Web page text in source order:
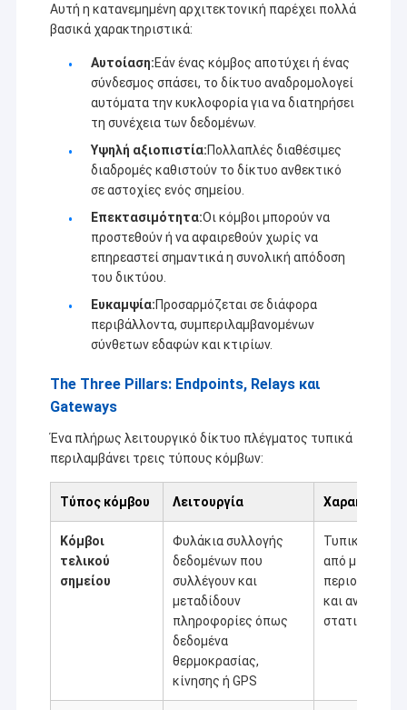
Αυτή η κατανεμημένη αρχιτεκτονική παρέχει πολλά
βασικά χαρακτηριστικά:
Αυτοίαση:Εάν ένας κόμβος αποτύχει ή ένας
σύνδεσμος σπάσει, το δίκτυο αναδρομολογεί
αυτόματα την κυκλοφορία για να διατηρήσει
τη συνέχεια των δεδομένων.
Υψηλή αξιοπιστία:Πολλαπλές διαθέσιμες
διαδρομές καθιστούν το δίκτυο ανθεκτικό
σε αστοχίες ενός σημείου.
Επεκτασιμότητα:Οι κόμβοι μπορούν να
προστεθούν ή να αφαιρεθούν χωρίς να
επηρεαστεί σημαντικά η συνολική απόδοση
του δικτύου.
Ευκαμψία:Προσαρμόζεται σε διάφορα
περιβάλλοντα, συμπεριλαμβανομένων
σύνθετων εδαφών και κτιρίων.
The Three Pillars: Endpoints, Relays και
Gateways
Ένα πλήρως λειτουργικό δίκτυο πλέγματος τυπικά
περιλαμβάνει τρεις τύπους κόμβων:
Τύπος κόμβου Λειτουργία
Κόμβοι
τελικού
σημείου
Φυλάκια συλλογής
δεδομένων που
συλλέγουν και
μεταδίδουν
πληροφορίες όπως
δεδομένα
θερμοκρασίας,
κίνησης ή GPS
Τυπικά
από
και
στατικά
Η Shenzhen Sinosun Technology Co., Ltd. ασχολείται
με υπηρεσίες ασύρματης μετάδοσης δεδομένων
από το 1996, όπως η ανάπτυξη προϊόντων,
εφαρμογές και μηχανική δικτύων.